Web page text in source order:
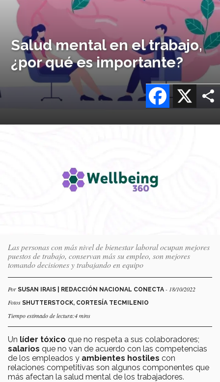
Salud mental en el trabajo,
¿por qué es importante?
X
Facebook
Las personas con más nivel de bienestar laboral ocupan mejores
puestos de trabajo, conservan más su empleo, son mejores
tomando decisiones y trabajando en equipo
Por SUSAN IRAIS | REDACCIÓN NACIONAL CONECTA - 18/10/2022
Fotos SHUTTERSTOCK, CORTESÍA TECMILENIO
Tiempo estimado de lectura:4 mins
Un líder tóxico que no respeta a sus colaboradores;
salarios que no van de acuerdo con las competencias
de los empleados y ambientes hostiles con
relaciones competitivas son algunos componentes que
más afectan la salud mental de los trabajadores.